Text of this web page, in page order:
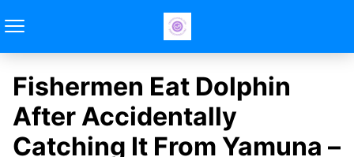
Fishermen Eat Dolphin
After Accidentally
Catching It From Yamuna –